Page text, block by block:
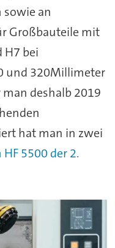
sowie an
Großbauteile mit
H7 bei
und 320Millimeter
deshalb 2019
hat man in zwei
5500 der 2.